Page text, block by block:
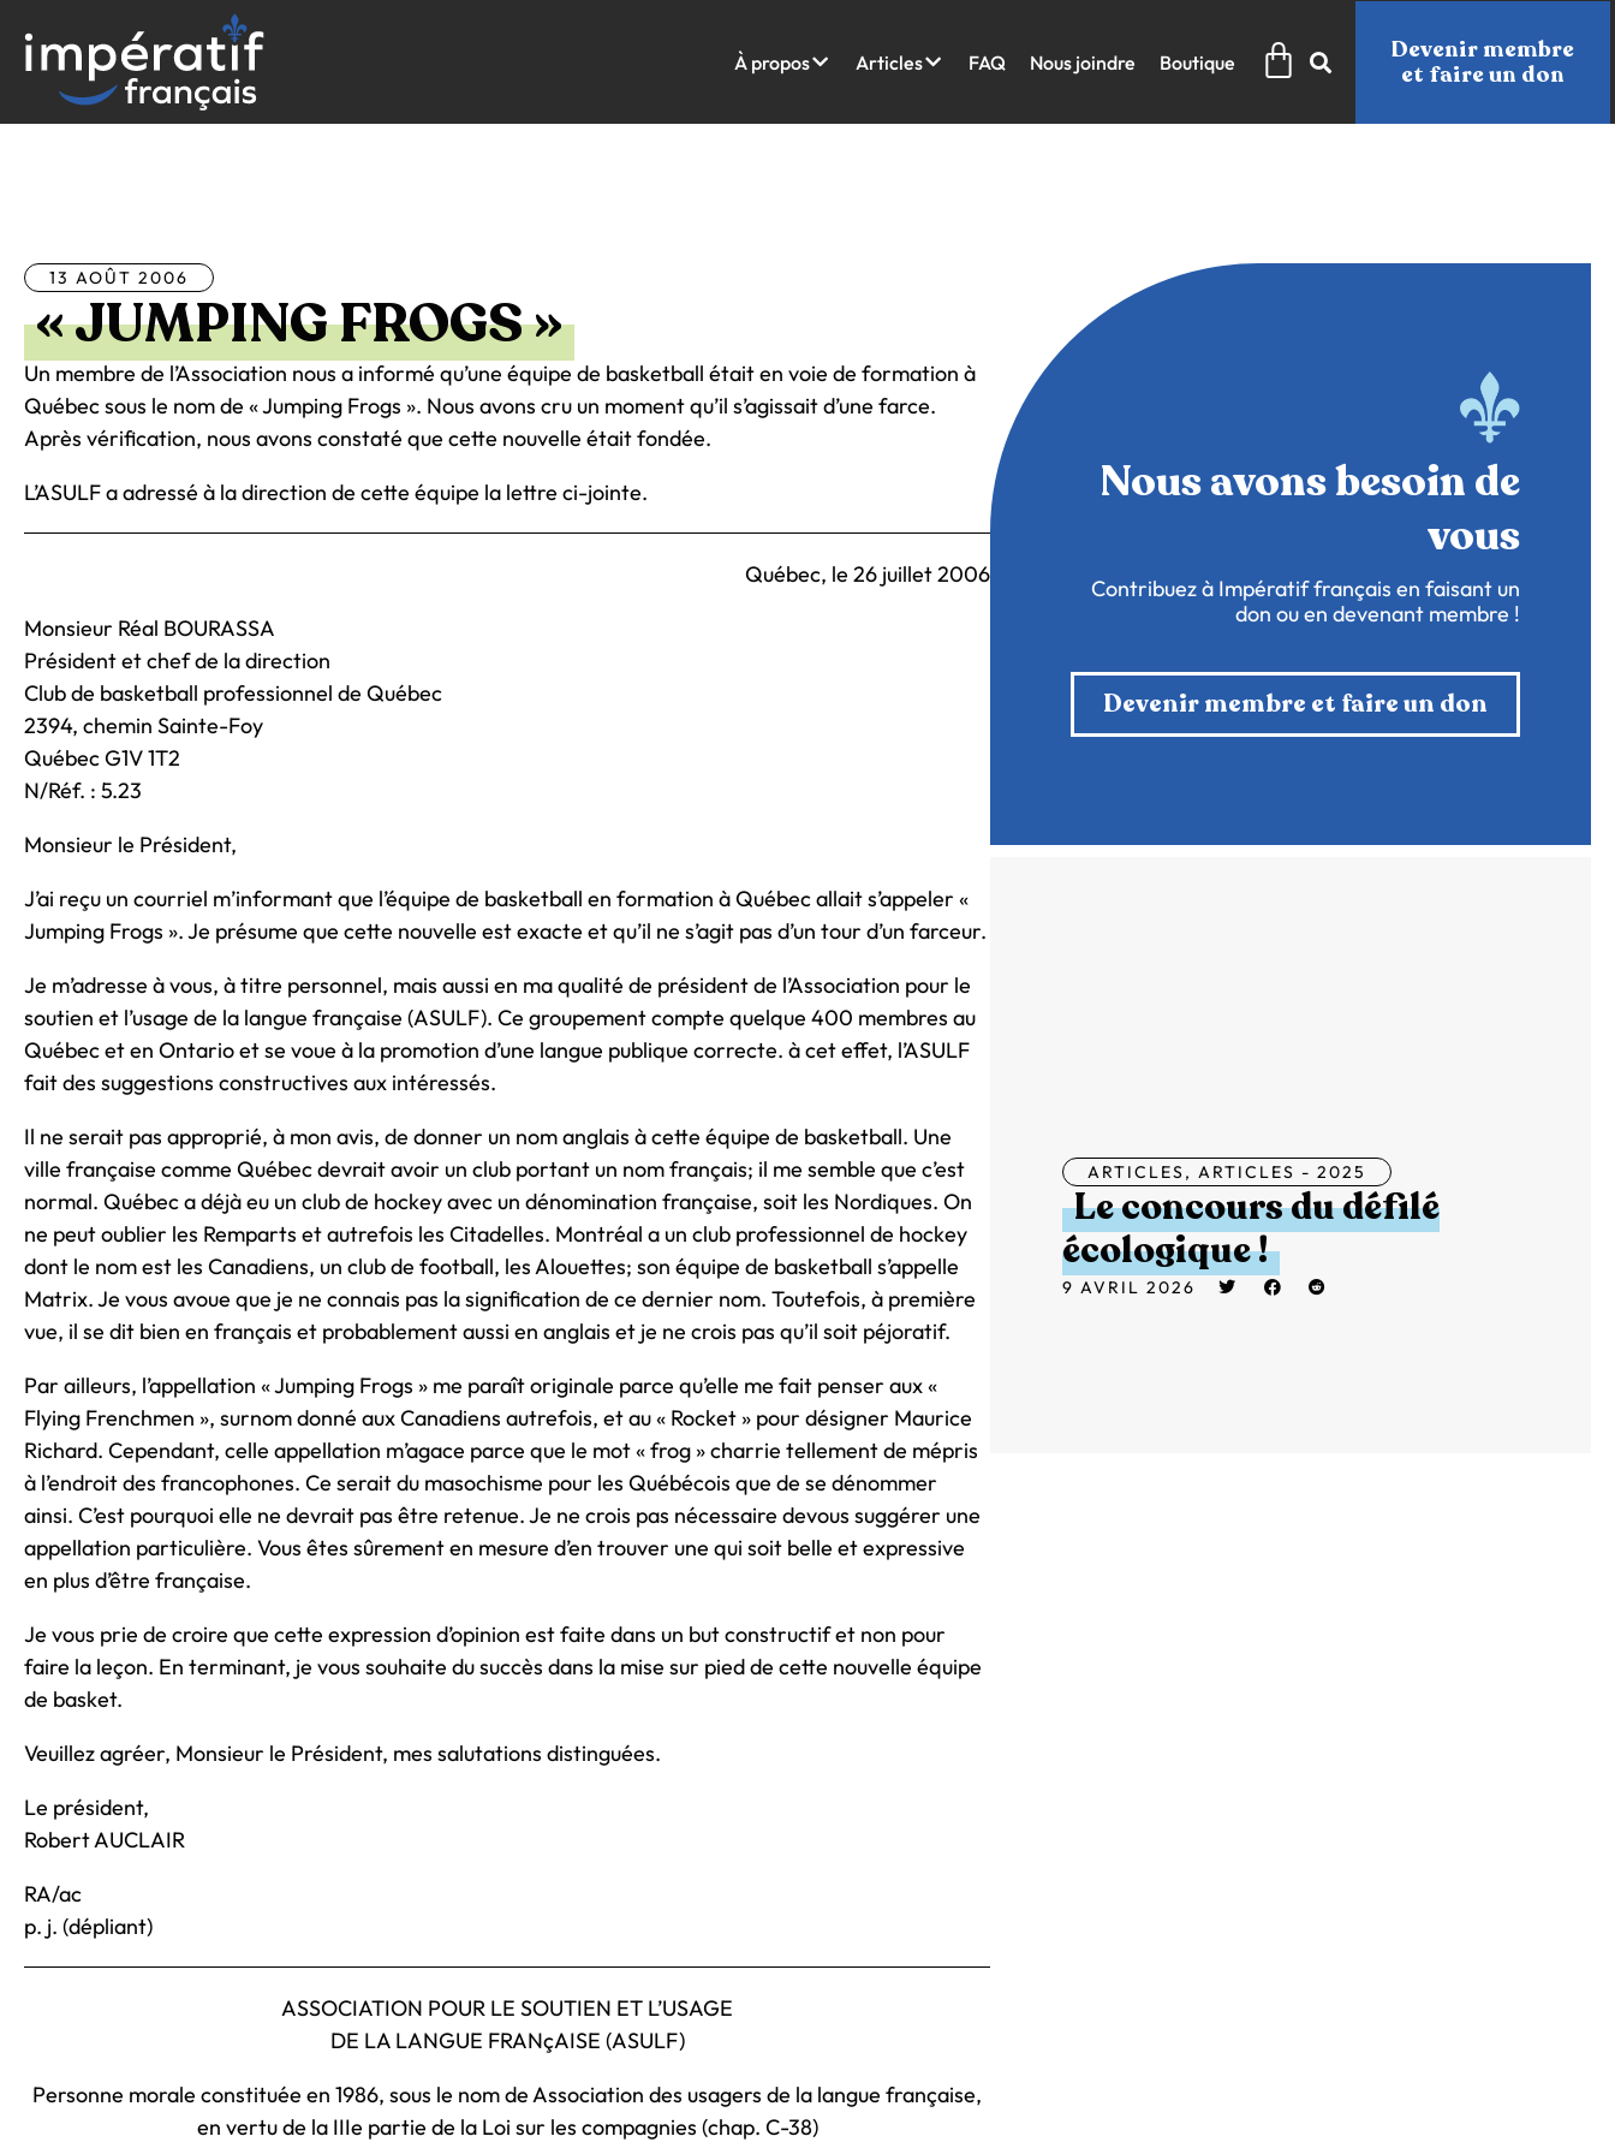
contenu
À propos Articles FAQ Nous joindre Boutique Panier
Devenir membre
et faire un don
13 AOÛT 2006
« JUMPING FROGS »
Un membre de l’Association nous a informé qu’une équipe de basketball était en voie de formation à
Québec sous le nom de « Jumping Frogs ». Nous avons cru un moment qu’il s’agissait d’une farce.
Après vérification, nous avons constaté que cette nouvelle était fondée.
L’ASULF a adressé à la direction de cette équipe la lettre ci-jointe.
Québec, le 26 juillet 2006
Monsieur Réal BOURASSA
Président et chef de la direction
Club de basketball professionnel de Québec
2394, chemin Sainte-Foy
Québec G1V 1T2
N/Réf. : 5.23
Monsieur le Président,
J’ai reçu un courriel m’informant que l’équipe de basketball en formation à Québec allait s’appeler «
Jumping Frogs ». Je présume que cette nouvelle est exacte et qu’il ne s’agit pas d’un tour d’un farceur.
Je m’adresse à vous, à titre personnel, mais aussi en ma qualité de président de l’Association pour le
soutien et l’usage de la langue française (ASULF). Ce groupement compte quelque 400 membres au
Québec et en Ontario et se voue à la promotion d’une langue publique correcte. à cet effet, l’ASULF
fait des suggestions constructives aux intéressés.
Il ne serait pas approprié, à mon avis, de donner un nom anglais à cette équipe de basketball. Une
ville française comme Québec devrait avoir un club portant un nom français; il me semble que c’est
normal. Québec a déjà eu un club de hockey avec un dénomination française, soit les Nordiques. On
ne peut oublier les Remparts et autrefois les Citadelles. Montréal a un club professionnel de hockey
dont le nom est les Canadiens, un club de football, les Alouettes; son équipe de basketball s’appelle
Matrix. Je vous avoue que je ne connais pas la signification de ce dernier nom. Toutefois, à première
vue, il se dit bien en français et probablement aussi en anglais et je ne crois pas qu’il soit péjoratif.
Par ailleurs, l’appellation « Jumping Frogs » me paraît originale parce qu’elle me fait penser aux «
Flying Frenchmen », surnom donné aux Canadiens autrefois, et au « Rocket » pour désigner Maurice
Richard. Cependant, celle appellation m’agace parce que le mot « frog » charrie tellement de mépris
à l’endroit des francophones. Ce serait du masochisme pour les Québécois que de se dénommer
ainsi. C’est pourquoi elle ne devrait pas être retenue. Je ne crois pas nécessaire devous suggérer une
appellation particulière. Vous êtes sûrement en mesure d’en trouver une qui soit belle et expressive
en plus d’être française.
Je vous prie de croire que cette expression d’opinion est faite dans un but constructif et non pour
faire la leçon. En terminant, je vous souhaite du succès dans la mise sur pied de cette nouvelle équipe
de basket.
Veuillez agréer, Monsieur le Président, mes salutations distinguées.
Le président,
Robert AUCLAIR
RA/ac
p. j. (dépliant)
ASSOCIATION POUR LE SOUTIEN ET L’USAGE
DE LA LANGUE FRANçAISE (ASULF)
Personne morale constituée en 1986, sous le nom de Association des usagers de la langue française,
en vertu de la IIIe partie de la Loi sur les compagnies (chap. C-38)
Nous avons besoin de
vous
Contribuez à Impératif français en faisant un
don ou en devenant membre !
Devenir membre et faire un don
ARTICLES, ARTICLES - 2025
Le concours du défilé
écologique !
9 AVRIL 2026